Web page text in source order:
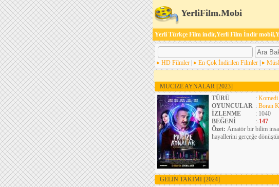
YerliFilm.Mobi
Yerli Türkçe Film indir,Yerli Film İndir
HD Filmler En Çok İndirilen Filmler
MUCIZE AYNALAR [2023]
TÜRÜ
: Komedi
OYUNCULAR : Boran
İZLENME
: 1040
BEĞENİ
:-147
Özet: Amatör bir bilim
hayallerini gerçeğe
GELIN TAKIMI [2024]